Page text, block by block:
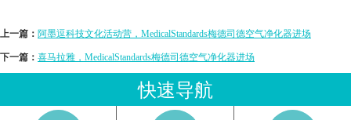
上一篇： 阿墨逗科技文化活动营，MedicalStandards梅德司德空气净化器进场
下一篇： 喜马拉雅，MedicalStandards梅德司德空气净化器进场
快速导航